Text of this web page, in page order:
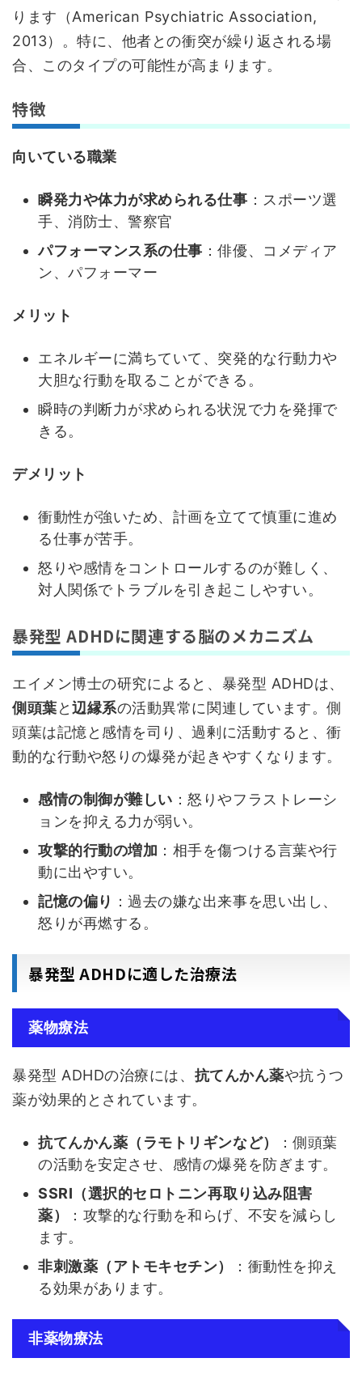
ります（American Psychiatric Association,
2013）。特に、他者との衝突が繰り返される場
合、このタイプの可能性が高まります。
特徴
向いている職業
瞬発力や体力が求められる仕事 ：スポーツ選
手、消防士、警察官
パフォーマンス系の仕事 ：俳優、コメディア
ン、パフォーマー
メリット
エネルギーに満ちていて、突発的な行動力や
大胆な行動を取ることができる。
瞬時の判断力が求められる状況で力を発揮で
きる。
デメリット
衝動性が強いため、計画を立てて慎重に進め
る仕事が苦手。
怒りや感情をコントロールするのが難しく、
対人関係でトラブルを引き起こしやすい。
暴発型 ADHDに関連する脳のメカニズム
エイメン博士の研究によると、暴発型 ADHDは、
側頭葉と辺縁系の活動異常に関連しています。側
頭葉は記憶と感情を司り、過剰に活動すると、衝
動的な行動や怒りの爆発が起きやすくなります。
感情の制御が難しい ：怒りやフラストレーシ
ョンを抑える力が弱い。
攻撃的行動の増加 ：相手を傷つける言葉や行
動に出やすい。
記憶の偏り ：過去の嫌な出来事を思い出し、
怒りが再燃する。
暴発型 ADHDに適した治療法
薬物療法
暴発型 ADHDの治療には、 抗てんかん薬や抗うつ
薬が効果的とされています。
抗てんかん薬（ラモトリギンなど）
：側頭葉
の活動を安定させ、感情の爆発を防ぎます。
SSRI（選択的セロトニン再取り込み阻害
薬）
：攻撃的な行動を和らげ、不安を減らし
ます。
非刺激薬（アトモキセチン）
：衝動性を抑え
る効果があります。
非薬物療法